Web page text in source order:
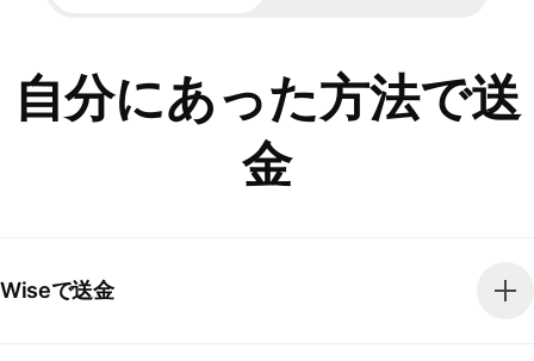
自分にあった方法で送
金
Wiseで送金